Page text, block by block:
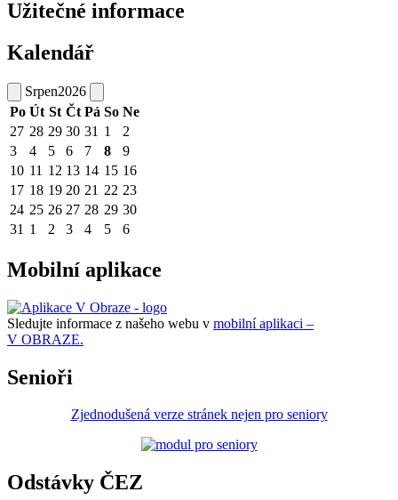
Užitečné informace
Kalendář
Srpen2026
Po Út St Čt Pá So Ne
27 28 29 30 31 1
2
3
4 5 6 7 8
9
10 11 12 13 14 15 16
17 18 19 20 21 22 23
24 25 26 27 28 29 30
31 1 2 3 4 5 6
Mobilní aplikace
Sledujte informace z našeho webu v mobilní aplikaci –
V OBRAZE.
Senioři
Zjednodušená verze stránek nejen pro seniory
Odstávky ČEZ